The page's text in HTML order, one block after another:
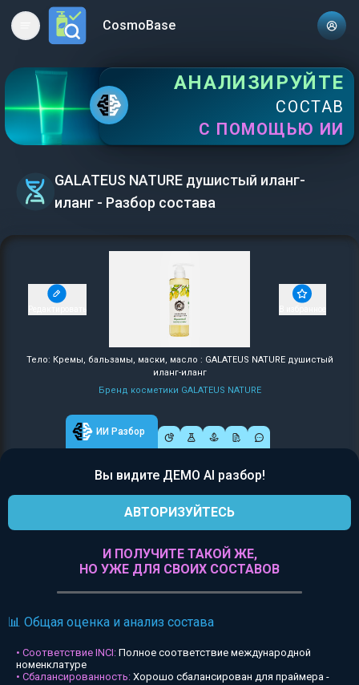
Open main menuCosmoBase
АНАЛИЗИРУЙТЕ
СОСТАВ
С ПОМОЩЬЮ ИИ
GALATEUS NATURE душистый иланг-
иланг - Разбор состава
Тело: Кремы, бальзамы, маски, масло : GALATEUS NATURE душистый
иланг-иланг
Бренд косметики GALATEUS NATURE
ИИ Разбор
Вы видите ДЕМО AI разбор!
АВТОРИЗУЙТЕСЬ
И ПОЛУЧИТЕ ТАКОЙ ЖЕ,
НО УЖЕ ДЛЯ СВОИХ СОСТАВОВ
📊 Общая оценка и анализ состава
• Соответствие INCI: Полное соответствие международной
номенклатуре
• Сбалансированность: Хорошо сбалансирован для праймера -